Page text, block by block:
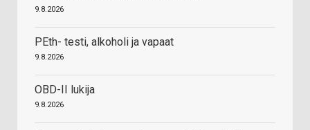
9.8.2026
PEth- testi, alkoholi ja vapaat
9.8.2026
OBD-II lukija
9.8.2026